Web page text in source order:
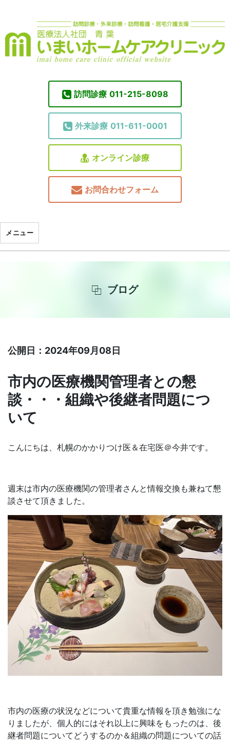
訪問診療 011-215-8098
外来診療 011-611-0001
オンライン診療
お問合わせフォーム
メニュー
ブログ
公開日：2024年09月08日
市内の医療機関管理者との懇
談・・・組織や後継者問題につ
いて
こんにちは、札幌のかかりつけ医＆在宅医＠今井です。
週末は市内の医療機関の管理者さんと情報交換も兼ねて懇
談させて頂きました。
市内の医療の状況などについて貴重な情報を頂き勉強にな
りましたが、個人的にはそれ以上に興味をもったのは、後
継者問題についてどうするのか＆組織の問題についての話